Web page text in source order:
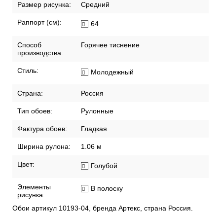
Размер рисунка: Средний
Раппорт (см): 64
Способ
производства:
Горячее тиснение
Стиль: Молодежный
Страна: Россия
Тип обоев: Рулонные
Фактура обоев: Гладкая
Ширина рулона: 1.06 м
Цвет: Голубой
Элементы
рисунка:
В полоску
Обои артикул 10193-04, бренда Артекс, страна Россия.